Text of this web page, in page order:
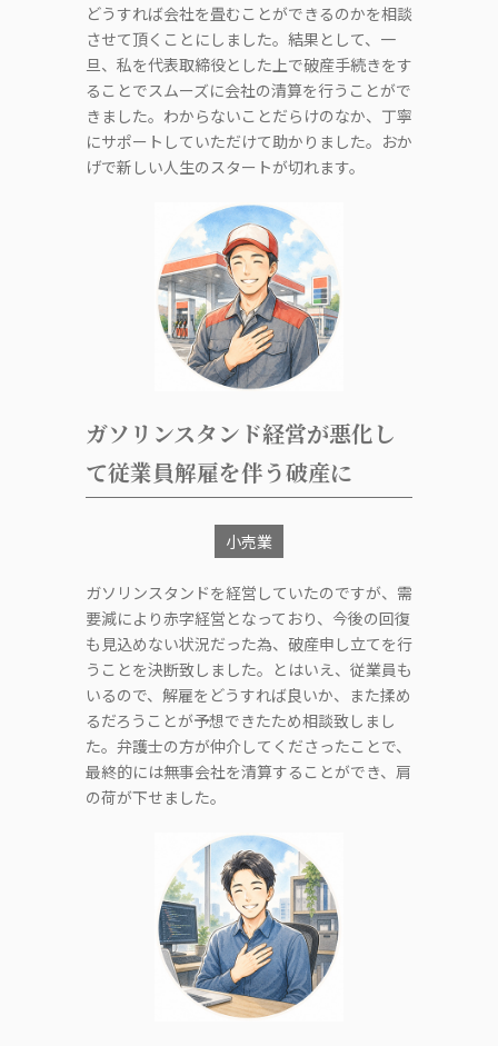
どうすれば会社を畳むことができるのかを相談
させて頂くことにしました。結果として、一
旦、私を代表取締役とした上で破産手続きをす
ることでスムーズに会社の清算を行うことがで
きました。わからないことだらけのなか、丁寧
にサポートしていただけて助かりました。おか
げで新しい人生のスタートが切れます。
ガソリンスタンド経営が悪化し
て従業員解雇を伴う破産に
小売業
ガソリンスタンドを経営していたのですが、需
要減により赤字経営となっており、今後の回復
も見込めない状況だった為、破産申し立てを行
うことを決断致しました。とはいえ、従業員も
いるので、解雇をどうすれば良いか、また揉め
るだろうことが予想できたため相談致しまし
た。弁護士の方が仲介してくださったことで、
最終的には無事会社を清算することができ、肩
の荷が下せました。